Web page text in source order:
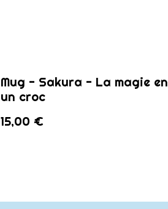
Mug - Sakura - La magie en
un croc
15,00 €